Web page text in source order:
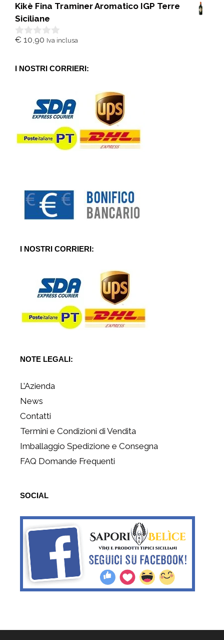
u
5
Kikè Fina Traminer Aromatico IGP Terre
Siciliane
0
5
€ 10,90 Iva inclusa
I NOSTRI CORRIERI:
I NOSTRI CORRIERI:
NOTE LEGALI:
L’Azienda
News
Contatti
Termini e Condizioni di Vendita
Imballaggio Spedizione e Consegna
FAQ Domande Frequenti
SOCIAL